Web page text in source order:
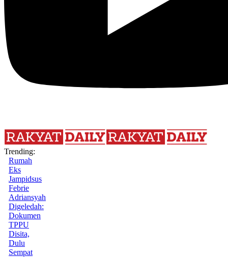
Trending:
Rumah
Eks
Jampidsus
Febrie
Adriansyah
Digeledah:
Dokumen
TPPU
Disita,
Dulu
Sempat